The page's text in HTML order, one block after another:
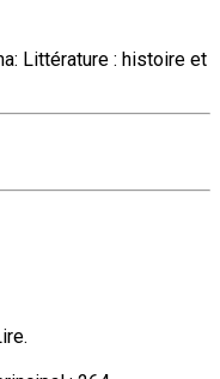
Littérature : histoire et